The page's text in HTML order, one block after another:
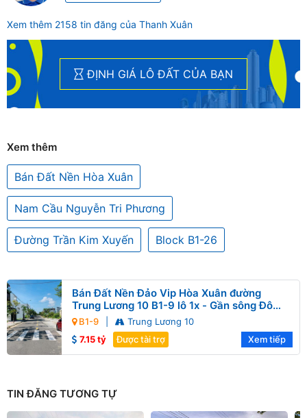
Xem thêm 2158 tin đăng của Thanh Xuân
ĐỊNH GIÁ LÔ ĐẤT CỦA BẠN
Xem thêm
Bán Đất Nền Hòa Xuân
Nam Cầu Nguyễn Tri Phương
Đường Trần Kim Xuyến Block B1-26
Bán Đất Nền Đảo Vip Hòa Xuân đường
Trung Lương 10 B1-9 lô 1x - Gần sông Đô
Tỏa
B1-9
Trung Lương 10
7.15 tỷ
Được tài trợ Xem tiếp
TIN ĐĂNG TƯƠNG TỰ